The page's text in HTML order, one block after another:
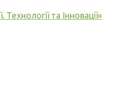
та Інновації»